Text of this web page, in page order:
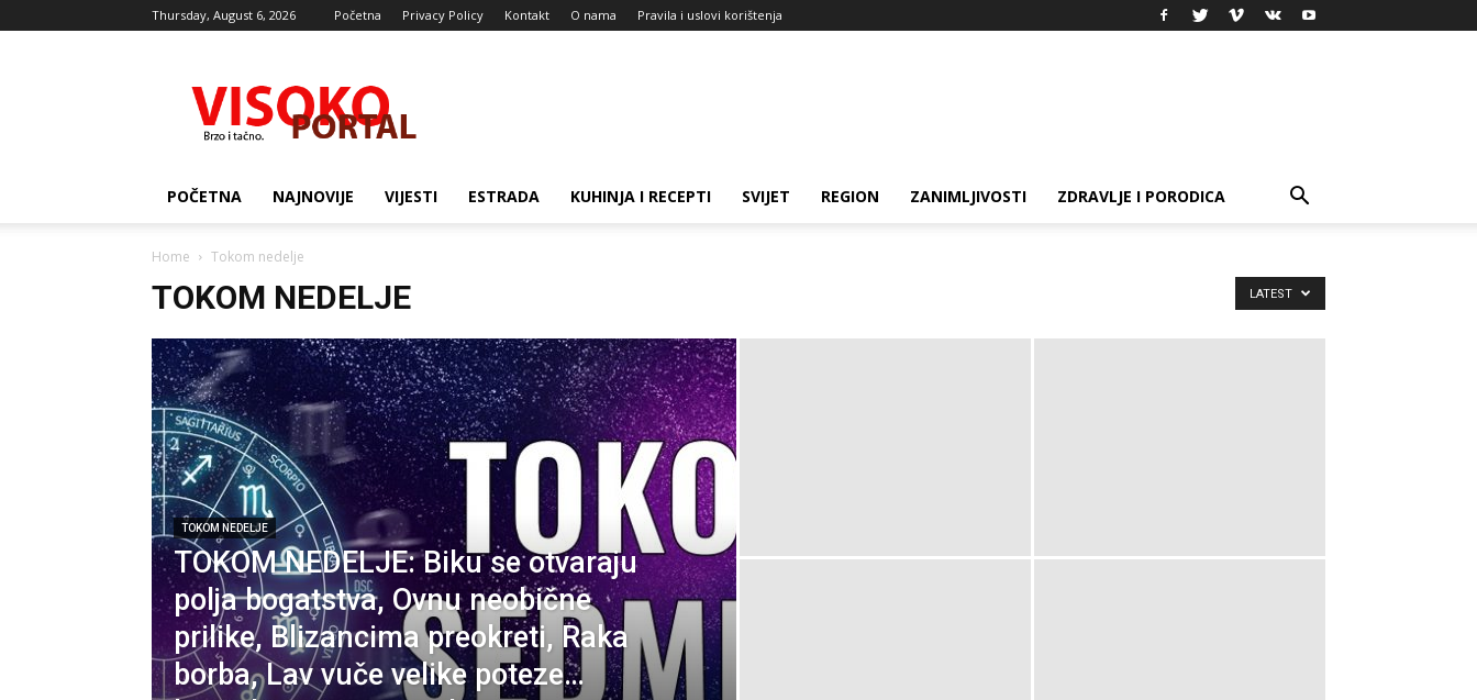
Thursday, August 6, 2026 Početna Privacy Policy Kontakt O nama Pravila i uslovi korištenja
portal
POČETNA NAJNOVIJE VIJESTI ESTRADA KUHINJA I RECEPTI SVIJET REGION ZANIMLJIVOSTI ZDRAVLJE I PORODICA
Home Tokom nedelje
TOKOM NEDELJE LATEST
TOKOM NEDELJE
TOKOM NEDELJE: Biku se otvaraju
polja bogatstva, Ovnu neobične
prilike, Blizancima preokreti, Raka
borba, Lav vuče velike poteze…